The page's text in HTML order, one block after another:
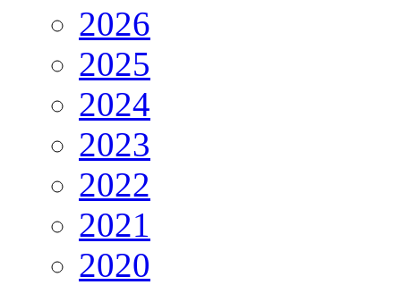
2026
2025
2024
2023
2022
2021
2020